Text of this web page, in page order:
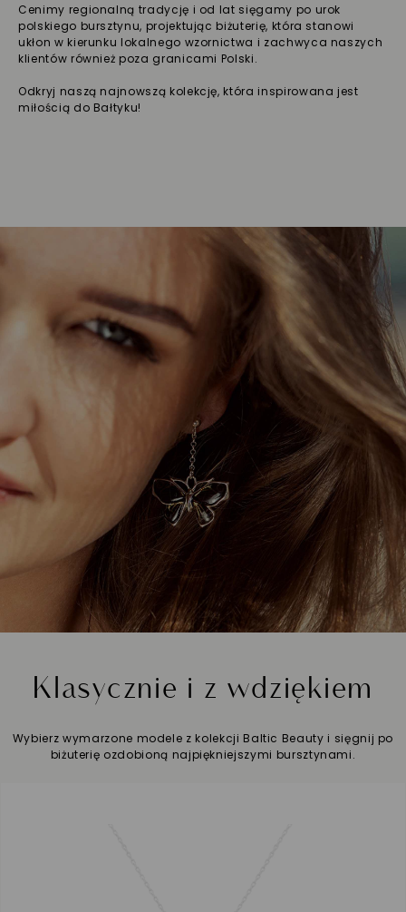
Cenimy regionalną tradycję i od lat sięgamy po urok
polskiego bursztynu, projektując biżuterię, która stanowi
ukłon w kierunku lokalnego wzornictwa i zachwyca naszych
klientów również poza granicami Polski.
Odkryj naszą najnowszą kolekcję, która inspirowana jest
miłością do Bałtyku!
Klasycznie i z wdziękiem
Wybierz wymarzone modele z kolekcji Baltic Beauty i sięgnij po
biżuterię ozdobioną najpiękniejszymi bursztynami.